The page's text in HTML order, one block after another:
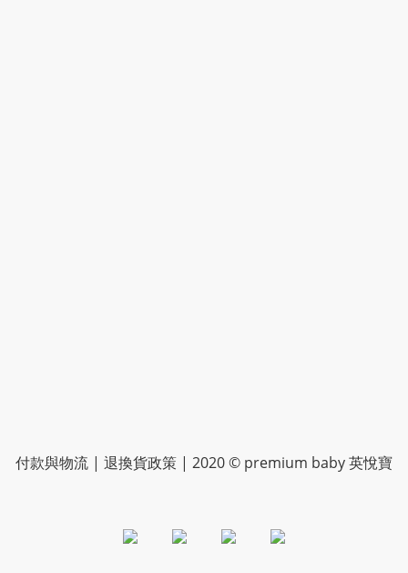
付款與物流 | 退換貨政策 | 2020 © premium baby 英悅寶